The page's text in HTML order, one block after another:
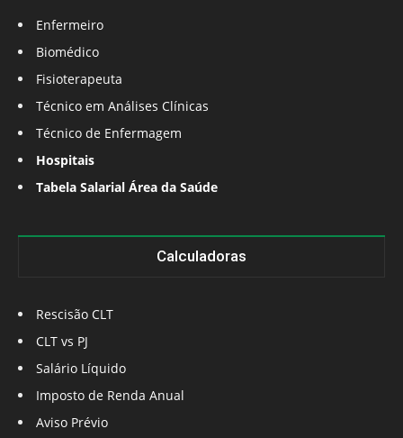
Enfermeiro
Biomédico
Fisioterapeuta
Técnico em Análises Clínicas
Técnico de Enfermagem
Hospitais
Tabela Salarial Área da Saúde
Calculadoras
Rescisão CLT
CLT vs PJ
Salário Líquido
Imposto de Renda Anual
Aviso Prévio